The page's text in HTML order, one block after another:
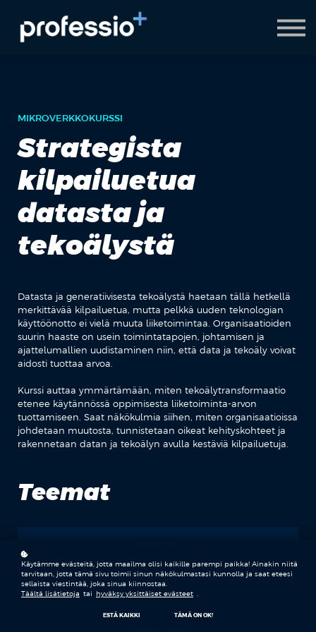
AI Coach
Pyydä demo
MIKROVERKKOKURSSI
Strategista
kilpailuetua
datasta ja
tekoälystä
Datasta ja generatiivisesta tekoälystä haetaan tällä hetkellä
merkittävää kilpailuetua, mutta pelkkä uuden teknologian
käyttöönotto ei vielä muuta liiketoimintaa. Organisaatioiden
suurin haaste on usein toimintatapojen, johtamisen ja
ajattelumallien uudistaminen niin, että data ja tekoäly voivat
aidosti tuottaa arvoa.
Kurssi auttaa ymmärtämään, miten tekoälytransformaatio
etenee käytännössä oppimisesta liiketoiminta-arvon
tuottamiseen. Saat näkökulmia siihen, miten organisaatioissa
johdetaan muutosta, tunnistetaan oikeat kehityskohteet ja
rakennetaan datan ja tekoälyn avulla kestäviä kilpailuetuja.
Teemat
TEKOÄLY
Käytämme evästeitä, jotta maailma olisi kaikille parempi paikka! Ainakin niitä
tarvitaan, jotta tämä sivu toimii sinun näkökulmastasi kunnolla ja saat eteesi
sellaista viestintää, joka sinua kiinnostaa.
Täältä lisätietoja tai hyväksy yksittäiset evästeet
ESTÄ KAIKKI TÄMÄ ON OK!